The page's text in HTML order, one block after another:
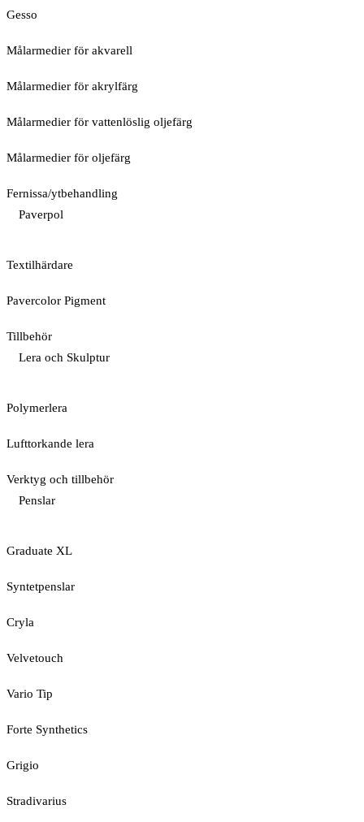
Gesso
Målarmedier för akvarell
Målarmedier för akrylfärg
Målarmedier för vattenlöslig oljefärg
Målarmedier för oljefärg
Fernissa/ytbehandling
Paverpol
Textilhärdare
Pavercolor Pigment
Tillbehör
Lera och Skulptur
Polymerlera
Lufttorkande lera
Verktyg och tillbehör
Penslar
Graduate XL
Syntetpenslar
Cryla
Velvetouch
Vario Tip
Forte Synthetics
Grigio
Stradivarius